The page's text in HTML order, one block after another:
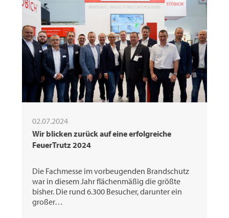
02.07.2024
Wir blicken zurück auf eine erfolgreiche
FeuerTrutz 2024
Die Fachmesse im vorbeugenden Brandschutz
war in diesem Jahr flächenmäßig die größte
bisher. Die rund 6.300 Besucher, darunter ein
großer…